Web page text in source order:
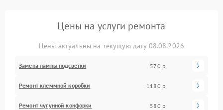
Цены на услуги ремонта
Цены актуальны на текущую дату 08.08.2026
Замена лампы подсветки 570 р
Ремонт клеммной коробки 1180 р
Ремонт чугунной конфорки 580 р